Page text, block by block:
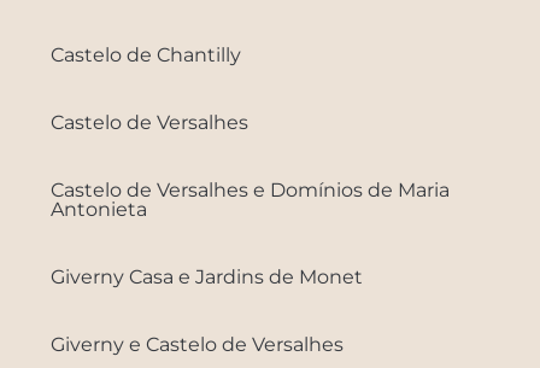
Castelo de Chantilly
Castelo de Versalhes
Castelo de Versalhes e Domínios de Maria
Antonieta
Giverny Casa e Jardins de Monet
Giverny e Castelo de Versalhes